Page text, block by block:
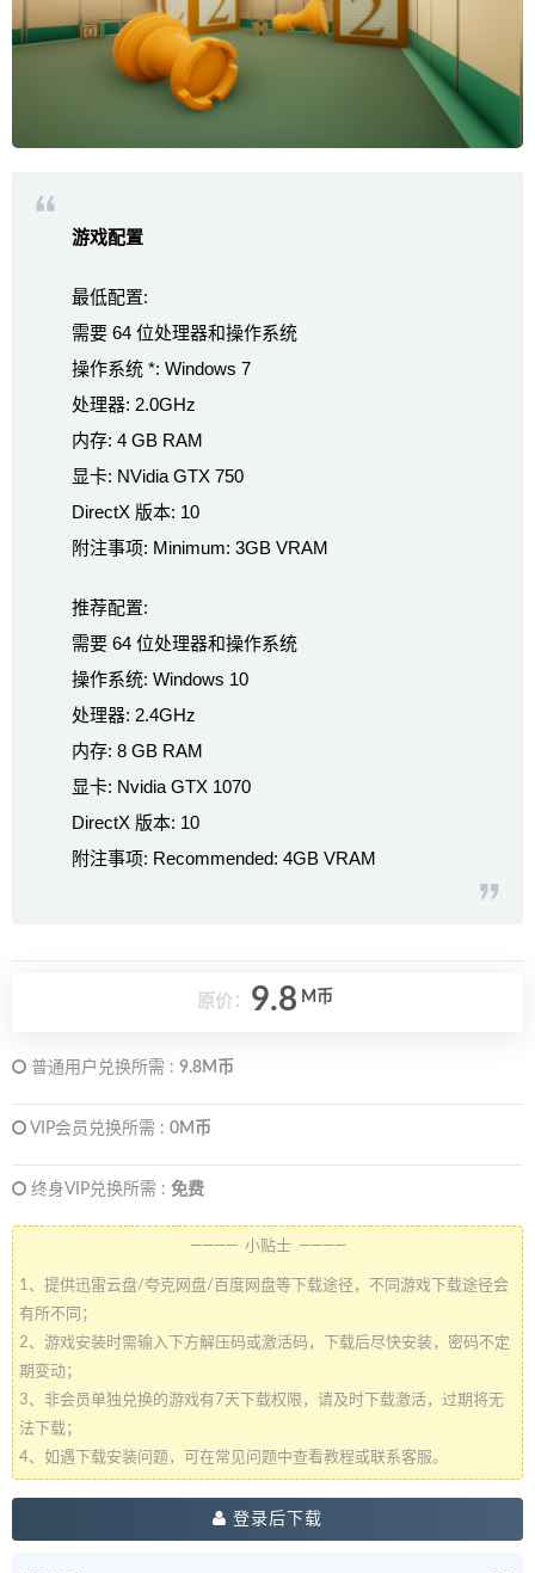
游戏配置
最低配置:
需要 64 位处理器和操作系统
操作系统 *: Windows 7
处理器: 2.0GHz
内存: 4 GB RAM
显卡: NVidia GTX 750
DirectX 版本: 10
附注事项: Minimum: 3GB VRAM
推荐配置:
需要 64 位处理器和操作系统
操作系统: Windows 10
处理器: 2.4GHz
内存: 8 GB RAM
显卡: Nvidia GTX 1070
DirectX 版本: 10
附注事项: Recommended: 4GB VRAM
原价： 9.8 M币
普通用户兑换所需 : 9.8M币
VIP会员兑换所需 : 0M币
终身VIP兑换所需 : 免费
———— 小贴士 ————
1、提供迅雷云盘/夸克网盘/百度网盘等下载途径，不同游戏下载途径会
有所不同；
2、游戏安装时需输入下方解压码或激活码，下载后尽快安装，密码不定
期变动；
3、非会员单独兑换的游戏有7天下载权限，请及时下载激活，过期将无
法下载；
4、如遇下载安装问题，可在常见问题中查看教程或联系客服。
登录后下载